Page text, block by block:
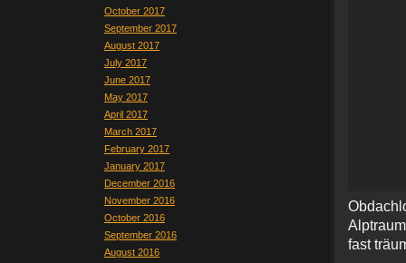
October 2017
September 2017
August 2017
July 2017
June 2017
May 2017
April 2017
March 2017
February 2017
January 2017
December 2016
November 2016
October 2016
September 2016
August 2016
fast